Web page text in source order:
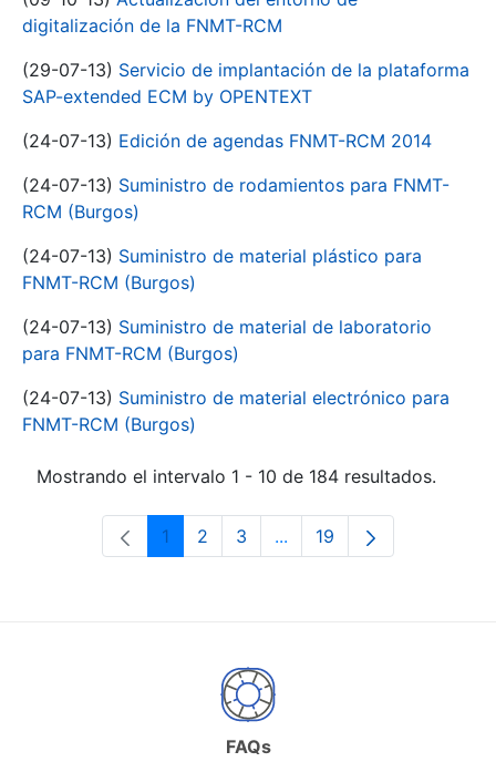
digitalización de la FNMT-RCM
(29-07-13) Servicio de implantación de la plataforma
SAP-extended ECM by OPENTEXT
(24-07-13) Edición de agendas FNMT-RCM 2014
(24-07-13) Suministro de rodamientos para FNMT-
RCM (Burgos)
(24-07-13) Suministro de material plástico para
FNMT-RCM (Burgos)
(24-07-13) Suministro de material de laboratorio
para FNMT-RCM (Burgos)
(24-07-13) Suministro de material electrónico para
FNMT-RCM (Burgos)
Mostrando el intervalo 1 - 10 de 184 resultados.
Página
1 Página
2 Página
3 ...Páginas intermedias Use
Página
19
FAQs